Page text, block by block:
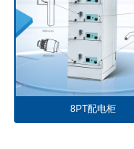
8PT配电柜